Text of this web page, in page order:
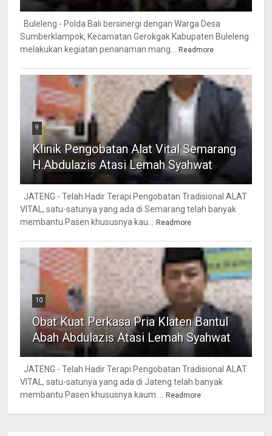
Buleleng - Polda Bali bersinergi dengan Warga Desa
Sumberklampok, Kecamatan Gerokgak Kabupaten Buleleng
melakukan kegiatan penanaman mang...
Readmore
9
Klinik Pengobatan Alat Vital Semarang
H.Abdulazis Atasi Lemah Syahwat
JATENG - Telah Hadir Terapi Pengobatan Tradisional ALAT
VITAL, satu-satunya yang ada di Semarang telah banyak
membantu Pasen khususnya kau...
Readmore
10
Obat Kuat Perkasa Pria Klaten Bantul
Abah Abdulazis Atasi Lemah Syahwat
JATENG - Telah Hadir Terapi Pengobatan Tradisional ALAT
VITAL, satu-satunya yang ada di Jateng telah banyak
membantu Pasen khususnya kaum ...
Readmore